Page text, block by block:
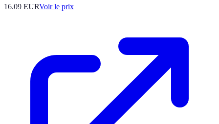
16.09 EURVoir le prix